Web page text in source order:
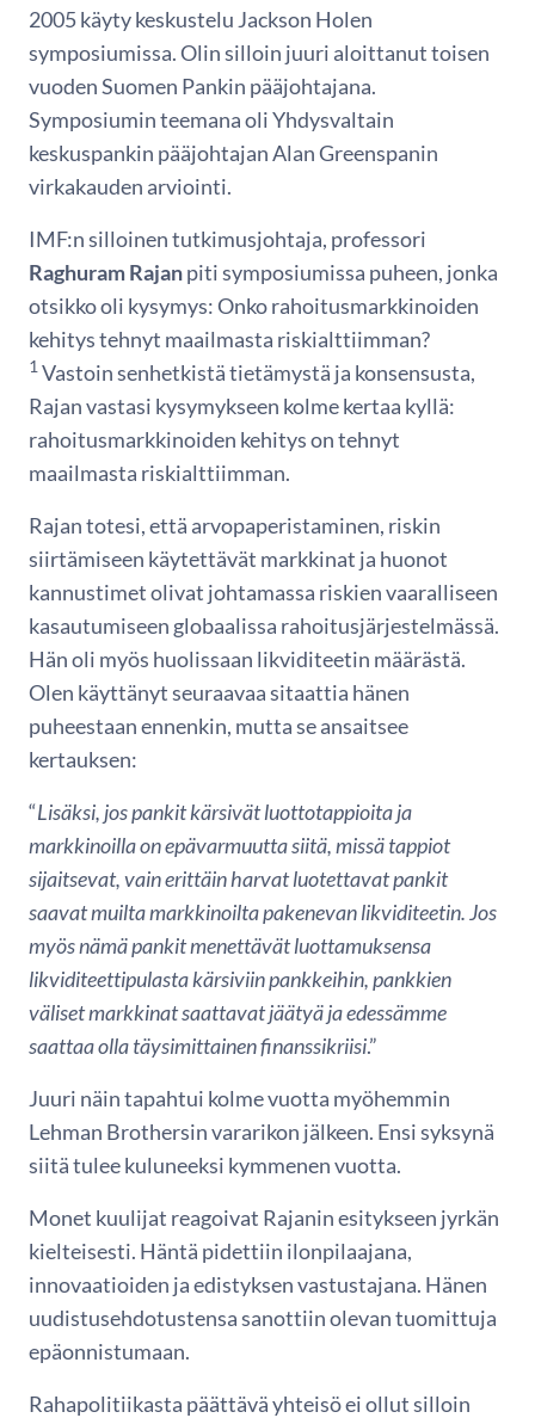
2005 käyty keskustelu Jackson Holen
symposiumissa. Olin silloin juuri aloittanut toisen
vuoden Suomen Pankin pääjohtajana.
Symposiumin teemana oli Yhdysvaltain
keskuspankin pääjohtajan Alan Greenspanin
virkakauden arviointi.
IMF:n silloinen tutkimusjohtaja, professori
Raghuram Rajanpiti symposiumissa puheen, jonka
otsikko oli kysymys: Onko rahoitusmarkkinoiden
kehitys tehnyt maailmasta riskialttiimman?
1 Vastoin senhetkistä tietämystä ja konsensusta,
Rajan vastasi kysymykseen kolme kertaa kyllä:
rahoitusmarkkinoiden kehitys on tehnyt
maailmasta riskialttiimman.
Rajan totesi, että arvopaperistaminen, riskin
siirtämiseen käytettävät markkinat ja huonot
kannustimet olivat johtamassa riskien vaaralliseen
kasautumiseen globaalissa rahoitusjärjestelmässä.
Hän oli myös huolissaan likviditeetin määrästä.
Olen käyttänyt seuraavaa sitaattia hänen
puheestaan ennenkin, mutta se ansaitsee
kertauksen:
“Lisäksi, jos pankit kärsivät luottotappioita ja
markkinoilla on epävarmuutta siitä, missä tappiot
sijaitsevat, vain erittäin harvat luotettavat pankit
saavat muilta markkinoilta pakenevan likviditeetin. Jos
myös nämä pankit menettävät luottamuksensa
likviditeettipulasta kärsiviin pankkeihin, pankkien
väliset markkinat saattavat jäätyä ja edessämme
saattaa olla täysimittainen finanssikriisi.”
Juuri näin tapahtui kolme vuotta myöhemmin
Lehman Brothersin vararikon jälkeen. Ensi syksynä
siitä tulee kuluneeksi kymmenen vuotta.
Monet kuulijat reagoivat Rajanin esitykseen jyrkän
kielteisesti. Häntä pidettiin ilonpilaajana,
innovaatioiden ja edistyksen vastustajana. Hänen
uudistusehdotustensa sanottiin olevan tuomittuja
epäonnistumaan.
Rahapolitiikasta päättävä yhteisö ei ollut silloin